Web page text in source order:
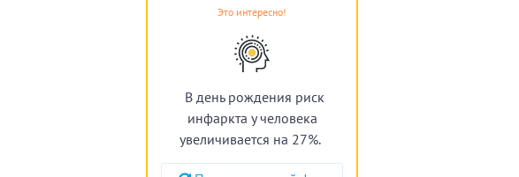
Это интересно!
В день рождения риск
инфаркта у человека
увеличивается на 27%.